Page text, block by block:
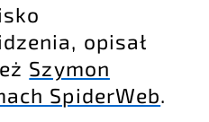
opisał
Szymon
SpiderWeb.